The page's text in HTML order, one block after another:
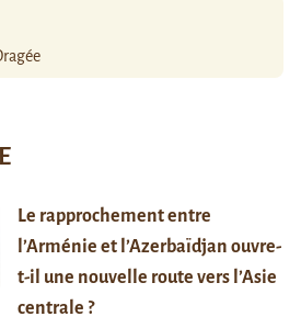
Le rapprochement entre
l’Arménie et l’Azerbaïdjan ouvre-
t-il une nouvelle route vers l’Asie
centrale ?